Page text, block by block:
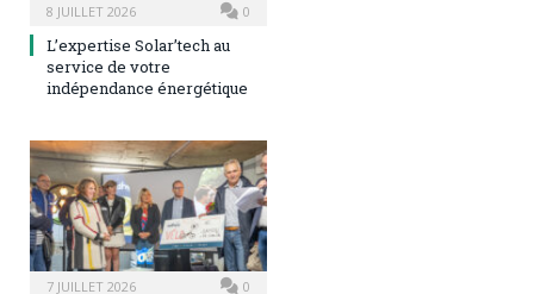
8 JUILLET 2026 0
L’expertise Solar’tech au
service de votre
indépendance énergétique
7 JUILLET 2026 0